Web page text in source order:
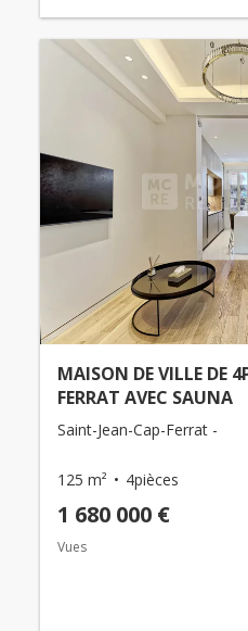
MAISON DE VILLE DE
FERRAT AVEC SAUNA
Saint-Jean-Cap-Ferrat -
125 m² 4pièces
1 680 000 €
Vues